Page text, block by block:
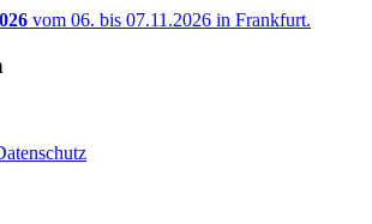
vom 06. bis 07.11.2026 in Frankfurt.